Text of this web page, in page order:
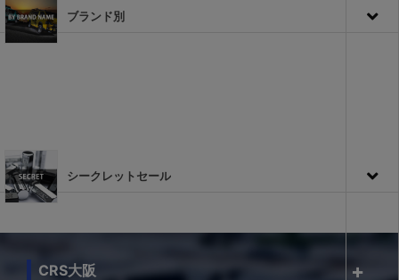
ブランド別
シークレットセール
CRS大阪